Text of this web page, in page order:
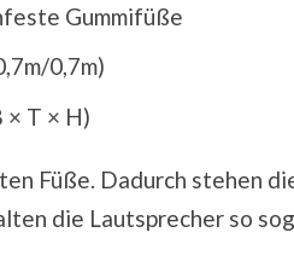
Gummifüße
0,7m)
× T × H)
Füße. Dadurch stehen
die Lautsprecher so